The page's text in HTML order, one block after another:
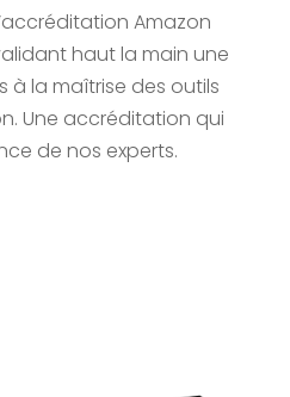
Amazon
haut la main une
à la maîtrise des outils
Une accréditation qui
de nos experts.